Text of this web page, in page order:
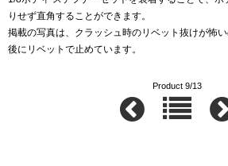
りせず直角することができます。
掲載の写真は、クラッシュ時のリベット抜けが怖
後にリベットで止めています。
Product 9/13